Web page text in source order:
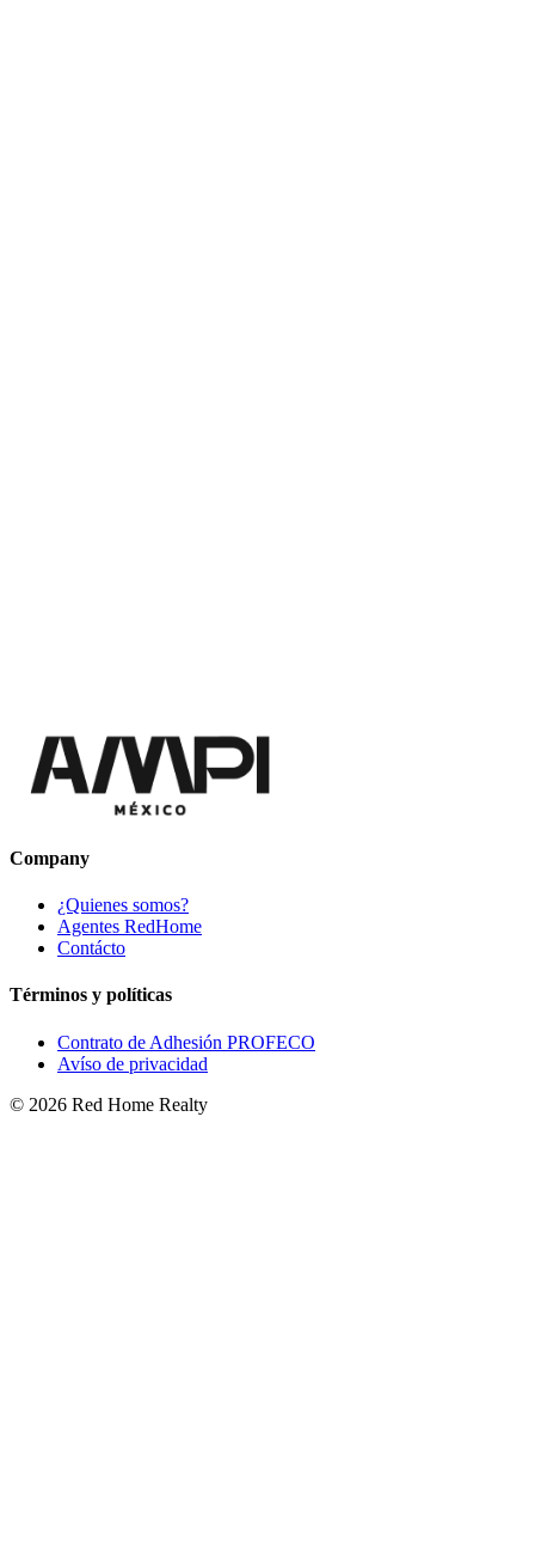
Company
¿Quienes somos?
Agentes RedHome
Contácto
Términos y políticas
Contrato de Adhesión PROFECO
Avíso de privacidad
© 2026 Red Home Realty